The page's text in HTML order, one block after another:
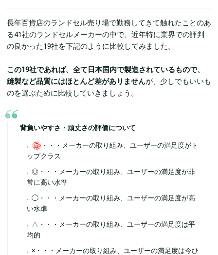
長年百貨店のランドセル売り場で勤務してきて触れたことのあ
る41社のランドセルメーカーの中で、近年特に業界での評判
の良かった19社を下記のように比較してみました。
この19社であれば、全て日本国内で製造されているもので、
縫製など品質にはほとんど差がありませんが、少しでもいいも
のを選ぶために比較していきましょう。
背負いやすさ・頑丈さの評価について
・・・メーカーの取り組み、ユーザーの満足度がト
ップクラス
◎・・・メーカーの取り組み、ユーザーの満足度が非
常に高い水準
◯・・・メーカーの取り組み、ユーザーの満足度が高
い水準
△・・・メーカーの取り組み、ユーザーの満足度は平
均的
×・・・メーカーの取り組み、ユーザーの満足度は今ひ